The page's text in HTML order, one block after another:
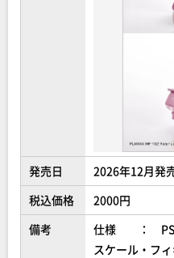
発売日
2026年12月発
税込価格
2000円
備考
仕様 ： PS
スケール・フ